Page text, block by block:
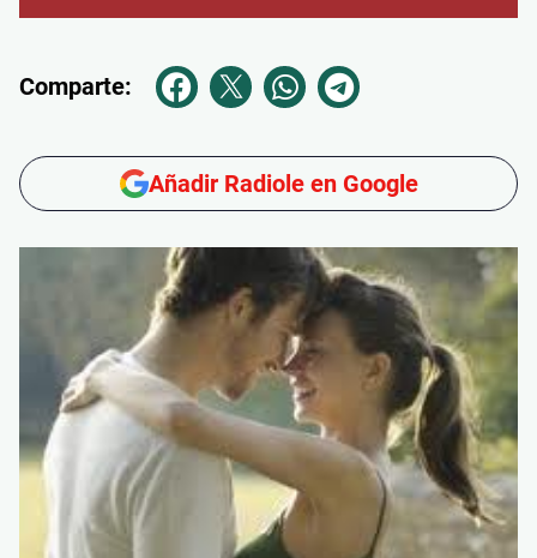
Comparte:
Añadir Radiole en Google